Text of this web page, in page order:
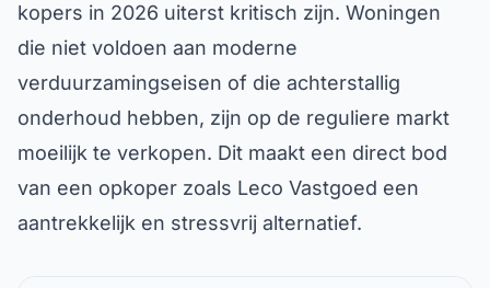
kopers in 2026 uiterst kritisch zijn. Woningen
die niet voldoen aan moderne
verduurzamingseisen of die achterstallig
onderhoud hebben, zijn op de reguliere markt
moeilijk te verkopen. Dit maakt een direct bod
van een opkoper zoals Leco Vastgoed een
aantrekkelijk en stressvrij alternatief.